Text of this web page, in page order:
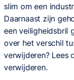
slim om een
Daarnaast zijn
een veiligheidsbril
over het verschil
verwijderen? Lees
verwijderen.